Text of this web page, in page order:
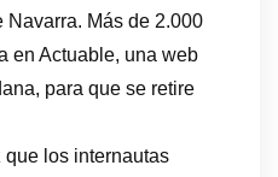
Más de 2.000
en Actuable, una web
para que se retire
que los internautas